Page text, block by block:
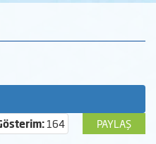
PAYLAŞ
164